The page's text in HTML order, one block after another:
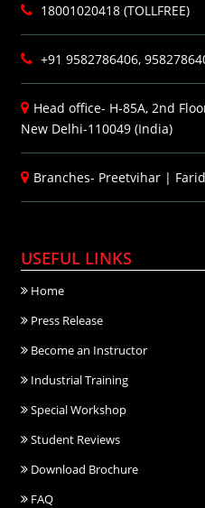
18001020418 (TOLLFREE)
+91 9582786406,
Head office- H-85A, 2nd
New Delhi-110049 (India)
Branches- Preetvihar |
USEFUL LINKS
Home
Press Release
Become an Instructor
Industrial Training
Special Workshop
Student Reviews
Download Brochure
FAQ